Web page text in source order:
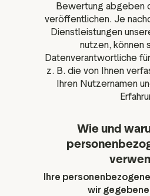
Bewertung abgeben
veröffentlichen. Je
Dienstleistungen
nutzen, können
Datenverantwortliche
z. B. die von Ihnen
Ihren Nutzernamen
Wie und
Ihre
wir